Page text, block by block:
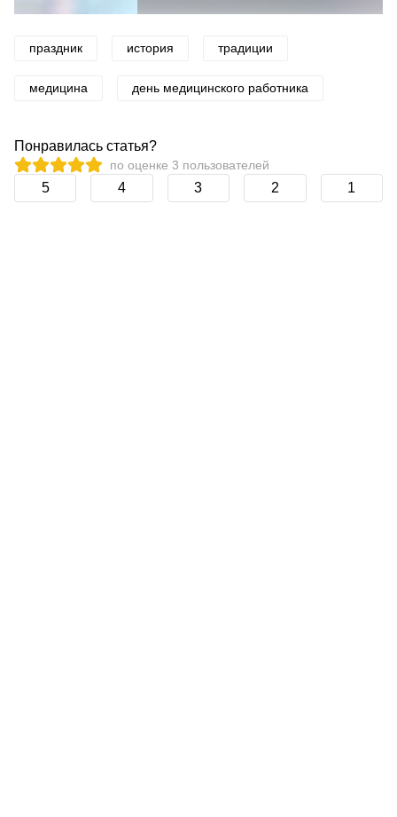
праздник история традиции
медицина день медицинского работника
Понравилась статья?
по оценке 3 пользователей
5 4 3 2 1